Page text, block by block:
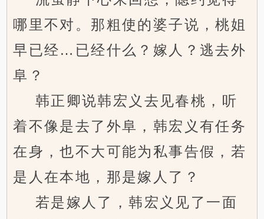
哪里不对。那粗使的婆子说，桃姐
早已经…已经什么？嫁人？逃去外
阜？
韩正卿说韩宏义去见春桃，听
着不像是去了外阜，韩宏义有任务
在身，也不大可能为私事告假，若
是人在本地，那是嫁人了？
若是嫁人了，韩宏义见了一面